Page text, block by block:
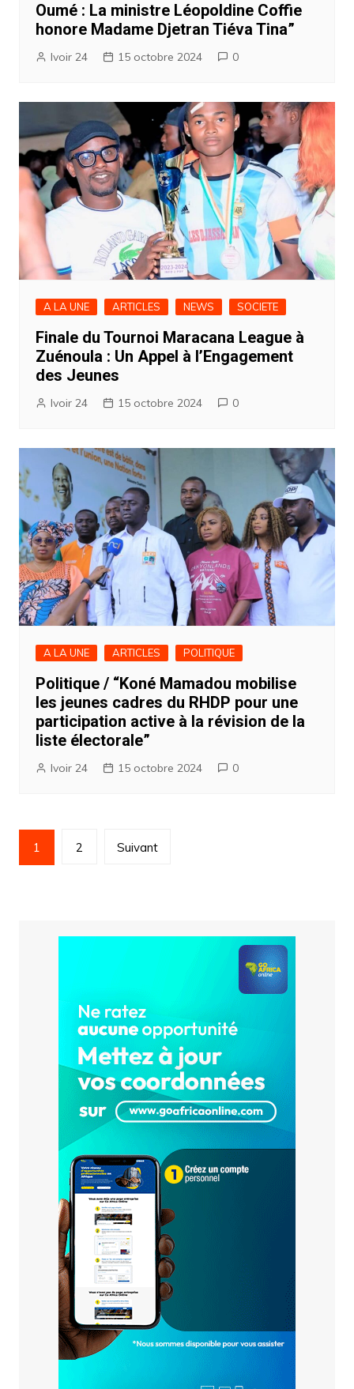
Oumé : La ministre Léopoldine Coffie
honore Madame Djetran Tiéva Tina”
Ivoir 24 15 octobre 2024 0
A LA UNE ARTICLES NEWS SOCIETE
Finale du Tournoi Maracana League à
Zuénoula : Un Appel à l’Engagement
des Jeunes
Ivoir 24 15 octobre 2024 0
A LA UNE ARTICLES POLITIQUE
Politique / “Koné Mamadou mobilise
les jeunes cadres du RHDP pour une
participation active à la révision de la
liste électorale”
Ivoir 24 15 octobre 2024 0
Pagination
des
1 2 Suivant